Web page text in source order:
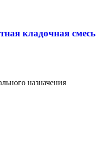
кладочная смесь
назначения